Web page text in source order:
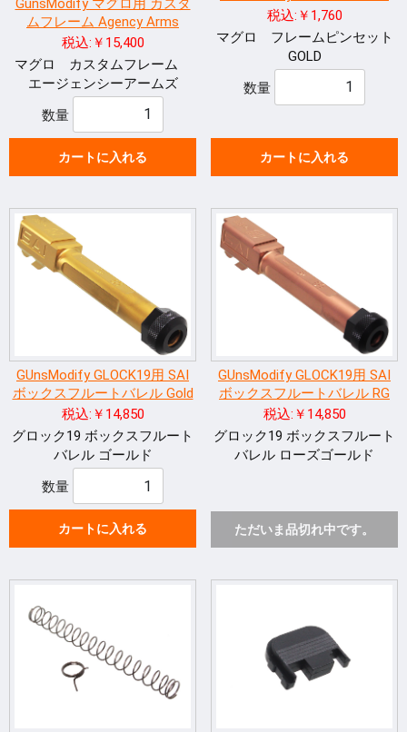
GunsModify マグロ用 カスタ
ムフレーム Agency Arms
税込:￥15,400
マグロ カスタムフレーム
エージェンシーアームズ
数量
カートに入れる
税込:￥1,760
マグロ フレームピンセット
GOLD
数量
カートに入れる
GUnsModify GLOCK19用 SAI
ボックスフルートバレル Gold
税込:￥14,850
グロック19 ボックスフルート
バレル ゴールド
数量
カートに入れる
GUnsModify GLOCK19用 SAI
ボックスフルートバレル RG
税込:￥14,850
グロック19 ボックスフルート
バレル ローズゴールド
ただいま品切れ中です。